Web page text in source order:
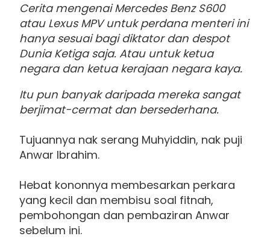
Cerita mengenai Mercedes Benz S600
atau Lexus MPV untuk perdana menteri ini
hanya sesuai bagi diktator dan despot
Dunia Ketiga saja. Atau untuk ketua
negara dan ketua kerajaan negara kaya.
Itu pun banyak daripada mereka sangat
berjimat-cermat dan bersederhana.
Tujuannya nak serang Muhyiddin, nak puji
Anwar Ibrahim.
Hebat kononnya membesarkan perkara
yang kecil dan membisu soal fitnah,
pembohongan dan pembaziran Anwar
sebelum ini.